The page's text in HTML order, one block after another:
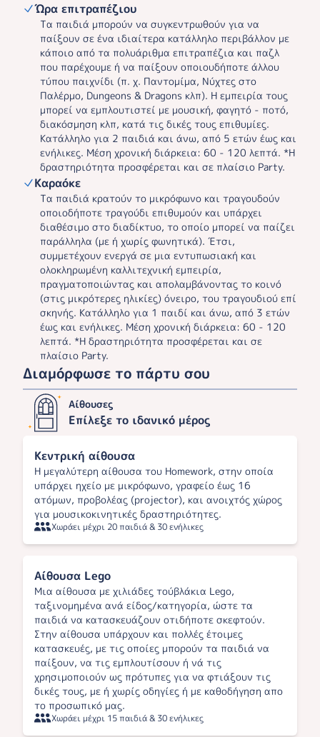
Ώρα επιτραπέζιου
Τα παιδιά μπορούν να συγκεντρωθούν για να
παίξουν σε ένα ιδιαίτερα κατάλληλο περιβάλλον με
κάποιο από τα πολυάριθμα επιτραπέζια και παζλ
που παρέχουμε ή να παίξουν οποιουδήποτε άλλου
τύπου παιχνίδι (π. χ. Παντομίμα, Νύχτες στο
Παλέρμο, Dungeons & Dragons κλπ). Η εμπειρία τους
μπορεί να εμπλουτιστεί με μουσική, φαγητό - ποτό,
διακόσμηση κλπ, κατά τις δικές τους επιθυμίες.
Κατάλληλο για 2 παιδιά και άνω, από 5 ετών έως και
ενήλικες. Μέση χρονική διάρκεια: 60 - 120 λεπτά. *Η
δραστηριότητα προσφέρεται και σε πλαίσιο Party.
Καραόκε
Τα παιδιά κρατούν το μικρόφωνο και τραγουδούν
οποιοδήποτε τραγούδι επιθυμούν και υπάρχει
διαθέσιμο στο διαδίκτυο, το οποίο μπορεί να παίζει
παράλληλα (με ή χωρίς φωνητικά). Έτσι,
συμμετέχουν ενεργά σε μια εντυπωσιακή και
ολοκληρωμένη καλλιτεχνική εμπειρία,
πραγματοποιώντας και απολαμβάνοντας το κοινό
(στις μικρότερες ηλικίες) όνειρο, του τραγουδιού επί
σκηνής. Κατάλληλο για 1 παιδί και άνω, από 3 ετών
έως και ενήλικες. Μέση χρονική διάρκεια: 60 - 120
λεπτά. *Η δραστηριότητα προσφέρεται και σε
πλαίσιο Party.
Διαμόρφωσε το πάρτυ σου
Αίθουσες
Επίλεξε το ιδανικό μέρος
Κεντρική αίθουσα
Η μεγαλύτερη αίθουσα του Homework, στην οποία
υπάρχει ηχείο με μικρόφωνο, γραφείο έως 16
ατόμων, προβολέας (projector), και ανοιχτός χώρος
για μουσικοκινητικές δραστηριότητες.
Χωράει μέχρι 20 παιδιά & 30 ενήλικες
Αίθουσα Lego
Μια αίθουσα με χιλιάδες τούβλάκια Lego,
ταξινομημένα ανά είδος/κατηγορία, ώστε τα
παιδιά να κατασκευάζουν οτιδήποτε σκεφτούν.
Στην αίθουσα υπάρχουν και πολλές έτοιμες
κατασκευές, με τις οποίες μπορούν τα παιδιά να
παίξουν, να τις εμπλουτίσουν ή νά τις
χρησιμοποιούν ως πρότυπες για να φτιάξουν τις
δικές τους, με ή χωρίς οδηγίες ή με καθοδήγηση απο
το προσωπικό μας.
Χωράει μέχρι 15 παιδιά & 30 ενήλικες